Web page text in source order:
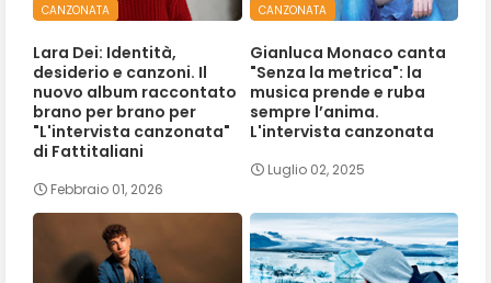
CANZONATA
Lara Dei: Identità,
desiderio e canzoni. Il
nuovo album raccontato
brano per brano per
"L'intervista canzonata"
di Fattitaliani
Febbraio 01, 2026
CANZONATA
Gianluca Monaco canta
"Senza la metrica": la
musica prende e ruba
sempre l’anima.
L'intervista canzonata
Luglio 02, 2025